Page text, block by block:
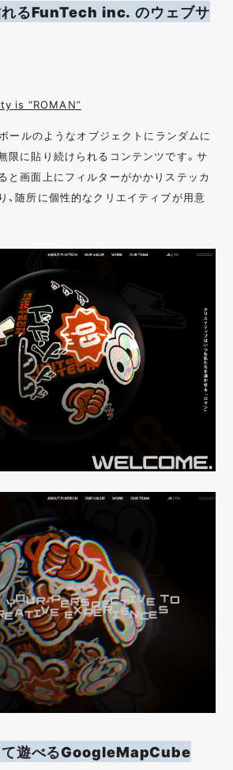
れるFunTech inc. のウェブサ
is “ROMAN”
ールのようなオブジェクトにランダムに
限に貼り続けられるコンテンツです。サ
と画面上にフィルターがかかりステッカ
、随所に個性的なクリエイティブが用意
て遊べるGoogleMapCube